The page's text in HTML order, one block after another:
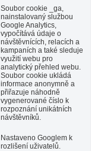
Soubor cookie _ga,
nainstalovaný službou
Google Analytics,
vypočítává údaje o
návštěvnících, relacích a
kampaních a také sleduje
využití webu pro
analytický přehled webu.
Soubor cookie ukládá
informace anonymně a
přiřazuje náhodně
vygenerované číslo k
rozpoznání unikátních
návštěvníků.
Nastaveno Googlem k
rozlišení uživatelů.